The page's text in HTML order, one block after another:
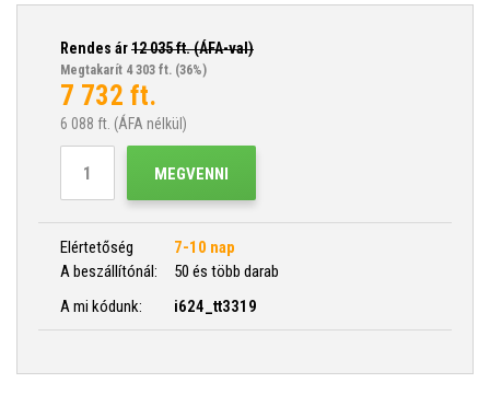
Rendes ár12 035ft. (ÁFA-val)
Megtakarít 4 303 ft. (36%)
7 732 ft.
6 088 ft. (ÁFA nélkül)
MEGVENNI
Elértetőség
7-10 nap
A beszállítónál:
50 és több darab
A mi kódunk:
i624_tt3319